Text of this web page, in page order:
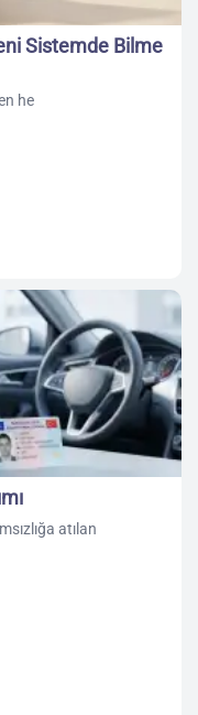
Sistemde Bilme
he
atılan